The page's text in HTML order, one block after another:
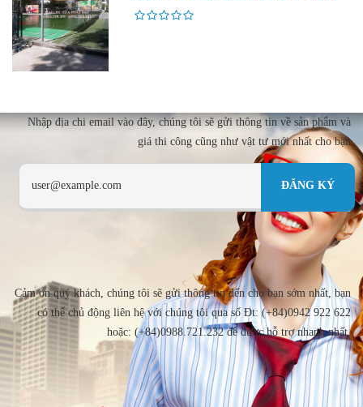
Nhập địa chi email vào đây, chúng tôi sẽ gửi thông tin về sản phẩm và
giá thi công cũng như vật tư mới nhất cho bạn
Cảm ơn quý khách, chúng tôi sẽ gửi thông tin đến cho bạn sớm nhất, bạn
có thể chủ động liên hệ với chúng tôi qua số Đt: (+84)0942 922 622
hoặc: (+84)0988.721.232 để được hỗ trợ nhanh nhất.